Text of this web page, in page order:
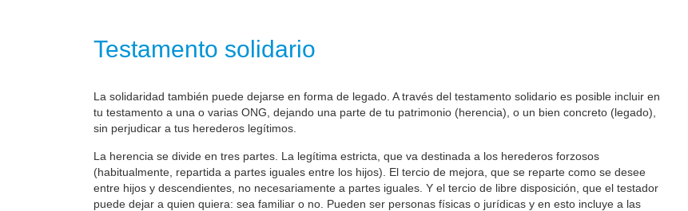
Testamento solidario
La solidaridad también puede dejarse en forma de legado. A través del testamento solidario es posible incluir en
tu testamento a una o varias ONG, dejando una parte de tu patrimonio (herencia), o un bien concreto (legado),
sin perjudicar a tus herederos legítimos.
La herencia se divide en tres partes. La legítima estricta, que va destinada a los herederos forzosos
(habitualmente, repartida a partes iguales entre los hijos). El tercio de mejora, que se reparte como se desee
entre hijos y descendientes, no necesariamente a partes iguales. Y el tercio de libre disposición, que el testador
puede dejar a quien quiera: sea familiar o no. Pueden ser personas físicas o jurídicas y en esto incluye a las